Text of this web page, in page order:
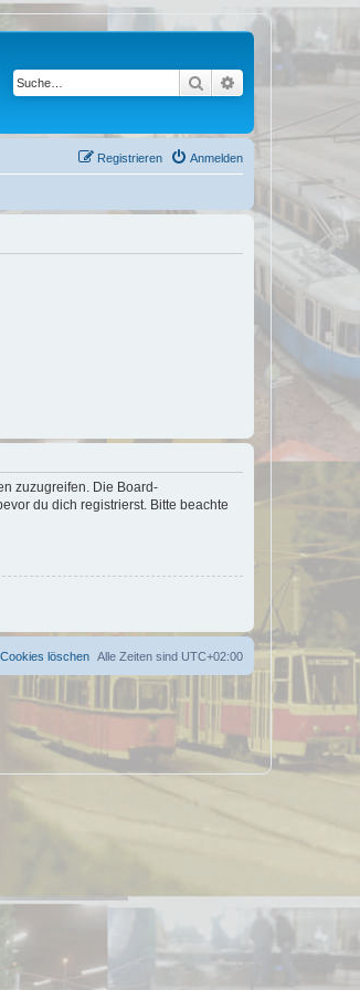
Suche Erweiterte Suche
Anmelden
Registrieren
zuzugreifen. Die Board-
du dich registrierst. Bitte beachte
Alle Zeiten sind UTC+02:00
löschen